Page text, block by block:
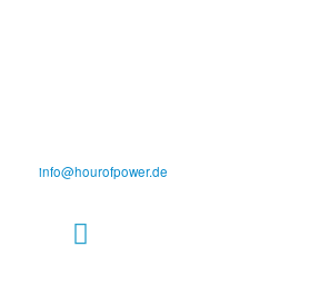
info@hourofpower.de